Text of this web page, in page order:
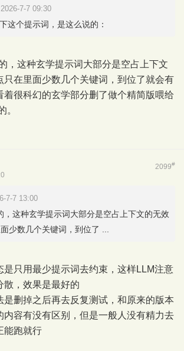
7-7 09:30
这个提示词，是这么说的：
，这种玄学提示词大部分是空占上下文
只在里面少数几个关键词，到位了就会有
着很科幻的玄学部分删了做个精简版喂给
。
2099#
7-7 13:00
，这种玄学提示词大部分是空占上下文的无效
少数几个关键词，到位了 ...
是只用最少提示词去约束，这样LLM注意
散，效果是最好的
是删掉之后再去反复测试，和原来的版本
内容有没有区别，但是一般人没有精力去
能跑就行